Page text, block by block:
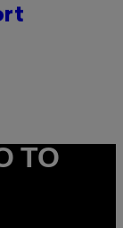
ΤΟ